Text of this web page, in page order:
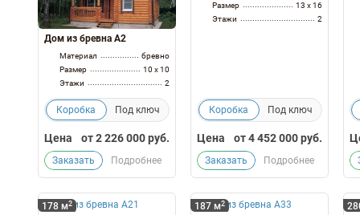
Дом из бревна А2
Материал
бревно
Размер
10 x 10
Этажи
2
Коробка Под ключ
Цена от2 226 000руб.
Заказать Подробнее
Размер
13 x 16
Этажи
2
Коробка Под ключ
Цена от4 452 000руб.
Заказать Подробнее
178 м2 187 м2